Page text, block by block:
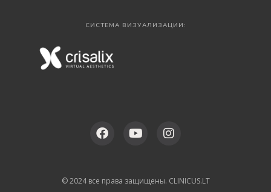
СИСТЕМА ВИЗУАЛИЗАЦИИ:
© 2024 все права защищены. CLINICUS.LT